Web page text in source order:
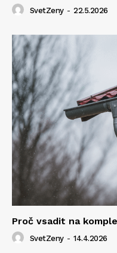
SvetZeny - 22.5.2026
Proč vsadit na
SvetZeny - 14.4.2026